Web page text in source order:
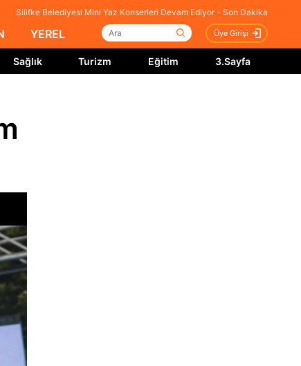
Silifke Belediyesi Mini Yaz Konserleri Devam Ediyor - Son Dakika
YEREL Üye Girişi
Sağlık Turizm Eğitim 3.Sayfa